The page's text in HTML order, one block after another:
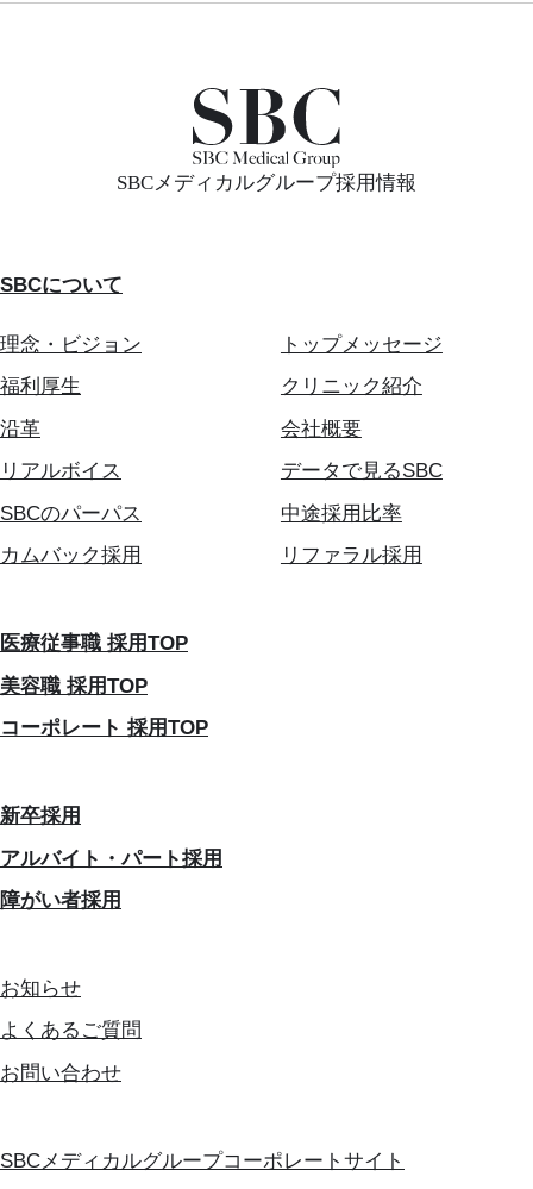
SBCメディカルグループ採用情報
SBCについて
理念・ビジョン
トップメッセージ
福利厚生
クリニック紹介
沿革
会社概要
リアルボイス
データで見るSBC
SBCのパーパス
中途採用比率
カムバック採用
リファラル採用
医療従事職 採用TOP
美容職 採用TOP
コーポレート 採用TOP
新卒採用
アルバイト・パート採用
障がい者採用
お知らせ
よくあるご質問
お問い合わせ
SBCメディカルグループコーポレートサイト